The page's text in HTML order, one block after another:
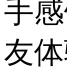
手
友